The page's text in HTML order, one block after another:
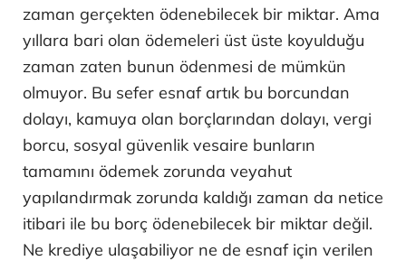
zaman gerçekten ödenebilecek bir miktar. Ama
yıllara bari olan ödemeleri üst üste koyulduğu
zaman zaten bunun ödenmesi de mümkün
olmuyor. Bu sefer esnaf artık bu borcundan
dolayı, kamuya olan borçlarından dolayı, vergi
borcu, sosyal güvenlik vesaire bunların
tamamını ödemek zorunda veyahut
yapılandırmak zorunda kaldığı zaman da netice
itibari ile bu borç ödenebilecek bir miktar değil.
Ne krediye ulaşabiliyor ne de esnaf için verilen